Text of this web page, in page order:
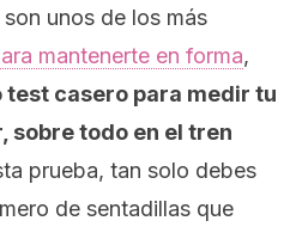
unos de los más
mantenerte en forma,
casero para medir tu
sobre todo en el tren
prueba, tan solo debes
de sentadillas que